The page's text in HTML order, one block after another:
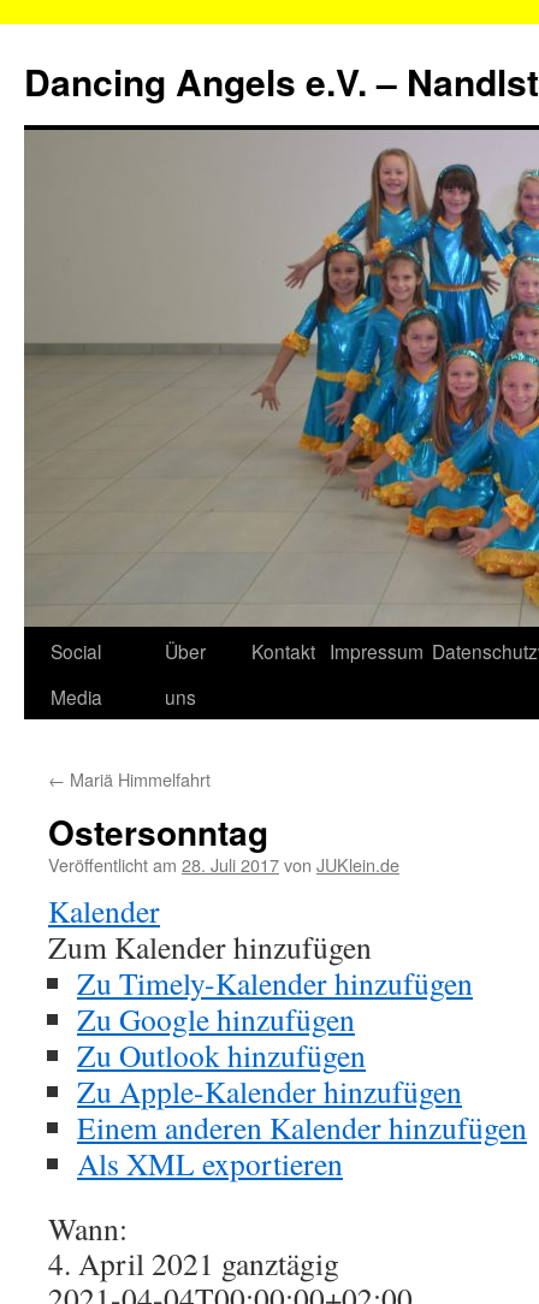
springen
Dancing Angels e.V. –
Social
Media
Über
uns
Kontakt Impressum
← Mariä Himmelfahrt
Ostersonntag
Veröffentlicht am 28. Juli 2017von JUKlein.de
Kalender
Zum Kalender hinzufügen
Zu Timely-Kalender hinzufügen
Zu Google hinzufügen
Zu Outlook hinzufügen
Zu Apple-Kalender hinzufügen
Einem anderen Kalender hinzufügen
Als XML exportieren
Wann:
4. April 2021 ganztägig